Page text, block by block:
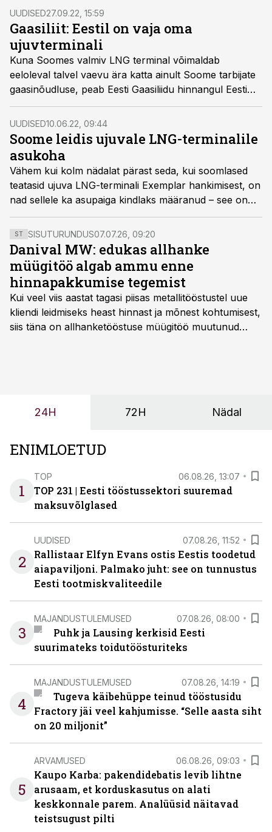
UUDISED27.09.22, 15:59
Gaasiliit: Eestil on vaja oma
ujuvterminali
Kuna Soomes valmiv LNG terminal võimaldab
eeloleval talvel vaevu ära katta ainult Soome tarbijate
gaasinõudluse, peab Eesti Gaasiliidu hinnangul Eesti
rentima endale lühiajaliselt oma ujuvterminali, mis
lisaks Eestile teenindaks ka Lätit.
UUDISED10.06.22, 09:44
Soome leidis ujuvale LNG-terminalile
asukoha
Vähem kui kolm nädalat pärast seda, kui soomlased
teatasid ujuva LNG-terminali Exemplar hankimisest, on
nad sellele ka asupaiga kindlaks määranud – see on
Soome lõunakaldal Inkoos.
ST SISUTURUNDUS07.07.26, 09:20
Danival MW: edukas allhanke
müügitöö algab ammu enne
hinnapakkumise tegemist
Kui veel viis aastat tagasi piisas metallitööstustel uue
kliendi leidmiseks heast hinnast ja mõnest kohtumisest,
siis täna on allhanketööstuse müügitöö muutunud
24H 72H Nädal
ENIMLOETUD
1
TOP 06.08.26, 13:07
TOP 231 | Eesti tööstussektori suuremad
maksuvõlglased
2
UUDISED 07.08.26, 11:52
Rallistaar Elfyn Evans ostis Eestis toodetud
aiapaviljoni. Palmako juht: see on tunnustus
Eesti tootmiskvaliteedile
3
MAJANDUSTULEMUSED 07.08.26, 08:00
Puhk ja Lausing kerkisid Eesti
suurimateks toidutöösturiteks
4
MAJANDUSTULEMUSED 07.08.26, 14:19
Tugeva käibehüppe teinud tööstusidu
Fractory jäi veel kahjumisse. “Selle aasta siht
on 20 miljonit”
5
ARVAMUSED 06.08.26, 09:03
Kaupo Karba: pakendidebatis levib lihtne
arusaam, et korduskasutus on alati
keskkonnale parem. Analüüsid näitavad
teistsugust pilti